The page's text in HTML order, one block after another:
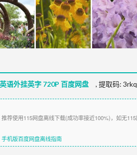
语外挂英字 720P 百度网盘 ,提取码:3rkq
荐使用115网盘离线下载(成功率接近100%)，如无
手机版百度网盘离线指南